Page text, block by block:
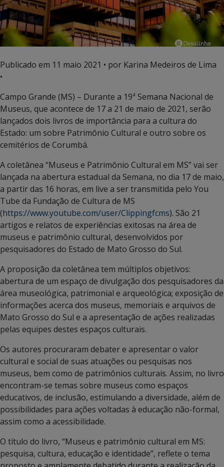
Publicado em 11 maio 2021 • por Karina Medeiros de Lima
•
Campo Grande (MS) – Durante a 19ª Semana Nacional de
Museus, que acontece de 17 a 21 de maio de 2021, serão
lançados dois livros de importância para a cultura do
Estado: um sobre Patrimônio Cultural e outro sobre os
cemitérios de Corumbá.
A coletânea “Museus e Patrimônio Cultural em MS” vai ser
lançada na abertura estadual da Semana, no dia 17 de maio,
a partir das 16 horas, em live a ser transmitida pelo You
Tube da Fundação de Cultura de MS
(https://www.youtube.com/user/Clippingfcms). São 21
artigos e relatos de experiências exitosas na área de
museus e patrimônio cultural, desenvolvidos por
pesquisadores do Estado de Mato Grosso do Sul.
A proposição da coletânea tem múltiplos objetivos:
abertura de um espaço de divulgação dos pesquisadores da
área museológica, patrimonial e arqueológica; exposição de
informações acerca dos museus, memoriais e arquivos de
Mato Grosso do Sul e a apresentação de ações realizadas
pelas equipes destes espaços culturais.
Os autores procuraram debater e apresentar o valor
cultural e social de suas atuações ou pesquisas nos
museus, bem como de patrimônios culturais. Assim, no livro
encontram-se temas sobre museus como espaços
educativos, de inclusão, estimulando a diversidade, além de
possibilidades para ações voltadas à educação não-formal,
assim como a acessibilidade.
O título do livro, “Museus e patrimônio cultural em MS:
pesquisa, cultura, educação e identidade”, reflete o tema